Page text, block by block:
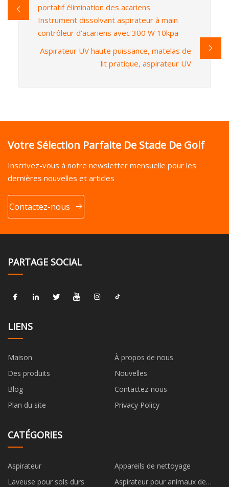
portatif élimination des acariens
Instrument dissolvant aspirateur à main
contrôleur d'acariens avec 300 W 10kpa
Aspirateur UV haute puissance, matelas de
lit pratique, aspirateur UV
Votre Sélection Parfaite De Stade De Golf
Inscrivez-vous à notre newsletter mensuelle pour les
dernières nouvelles et articles
Contactez-nous
PARTAGE SOCIAL
LIENS
Maison
À propos de nous
Des produits
Nouvelles
Blog
Contactez-nous
Plan du site
Privacy Policy
CATÉGORIES
Aspirateur
Appareils de nettoyage
Laveuse pour sols durs
Aspirateur pour animaux de